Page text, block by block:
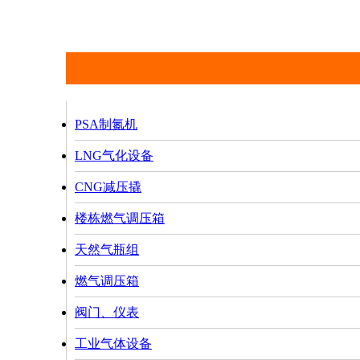
PSA制氮机
LNG气化设备
CNG减压撬
楼栋燃气调压箱
天然气瓶组
燃气调压箱
阀门、仪表
工业气体设备